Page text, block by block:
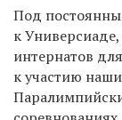
Под
к
интернатов
к участию